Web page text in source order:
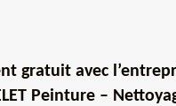
gratuit avec
Peinture –